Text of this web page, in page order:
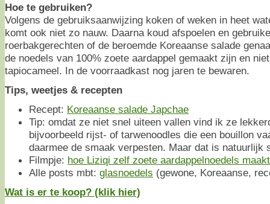
Hoe te gebruiken?
Volgens de gebruiksaanwijzing koken of weken in heet
komt ook niet zo nauw. Daarna koud afspoelen en
roerbakgerechten of de beroemde Koreaanse salade
de noedels van 100% zoete aardappel gemaakt zijn en
tapiocameel. In de voorraadkast nog jaren te bewaren.
Tips, weetjes & recepten
Recept: Koreaanse salade Japchae
Tip: omdat ze niet snel uiteen vallen vind ik ze
bijvoorbeeld rijst- of tarwenoodles die een bouillon
daarmee de smaak verpesten. Maar dat is natuurlijk
Filmpje: hoe Liziqi zelf zoete aardappelnoedels
Alle posts mbt: glasnoedels (gewone, Koreaanse,
Wat is er te koop? (klik hier)